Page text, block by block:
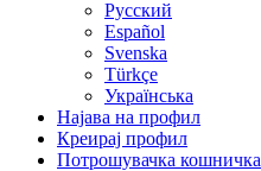
Русский
Español
Svenska
Türkçe
Українська
Најава на профил
Креирај профил
Потрошувачка кошничка